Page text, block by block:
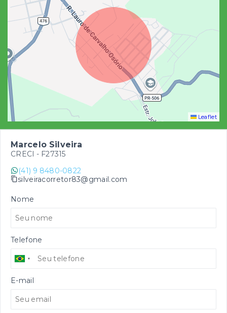
Leaflet
Marcelo Silveira
CRECI - F27315
(41) 9 8480-0822
silveiracorretor83@gmail.com
Nome
Telefone
E-mail